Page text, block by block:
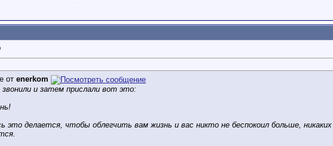
от enerkom
и затем прислали вот это:
это делается, чтобы облегчить вам жизнь и вас никто не беспокоил больше,